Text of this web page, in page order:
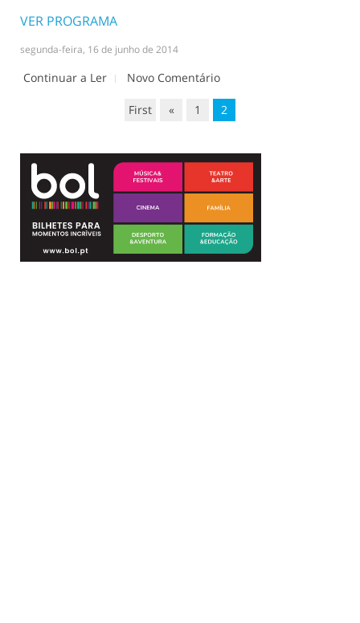
VER PROGRAMA
segunda-feira, 16 de junho de 2014
Continuar a Ler Novo Comentário
First « 1 2